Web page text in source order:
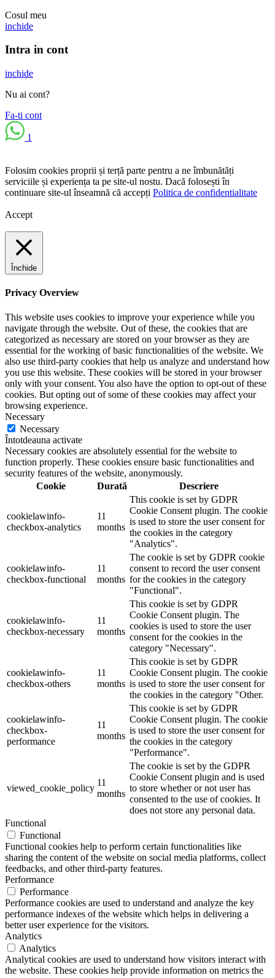
Cosul meu
inchide
Intra in cont
inchide
Nu ai cont?
Fa-ti cont
1
Folosim cookies proprii și terță parte pentru a ne îmbunătăți
serviciile și experiența ta pe site-ul nostu. Dacă folosești în
continuare site-ul înseamnă că accepți Politica de confidentialitate
Accept
Închide
Privacy Overview
This website uses cookies to improve your experience while you
navigate through the website. Out of these, the cookies that are
categorized as necessary are stored on your browser as they are
essential for the working of basic functionalities of the website. We
also use third-party cookies that help us analyze and understand how
you use this website. These cookies will be stored in your browser
only with your consent. You also have the option to opt-out of these
cookies. But opting out of some of these cookies may affect your
browsing experience.
Necessary
Necessary
Întotdeauna activate
Necessary cookies are absolutely essential for the website to
function properly. These cookies ensure basic functionalities and
security features of the website, anonymously.
Cookie
Durată Descriere
cookielawinfo-
checkbox-analytics
11
months
This cookie is set by GDPR
Cookie Consent plugin. The cookie
is used to store the user consent for
the cookies in the category
"Analytics".
cookielawinfo-
checkbox-functional
11
months
The cookie is set by GDPR cookie
consent to record the user consent
for the cookies in the category
"Functional".
cookielawinfo-
checkbox-necessary
11
months
This cookie is set by GDPR
Cookie Consent plugin. The
cookies is used to store the user
consent for the cookies in the
category "Necessary".
cookielawinfo-
checkbox-others
11
months
This cookie is set by GDPR
Cookie Consent plugin. The cookie
is used to store the user consent for
the cookies in the category "Other.
cookielawinfo-
checkbox-
performance
11
months
This cookie is set by GDPR
Cookie Consent plugin. The cookie
is used to store the user consent for
the cookies in the category
"Performance".
viewed_cookie_policy
11
months
The cookie is set by the GDPR
Cookie Consent plugin and is used
to store whether or not user has
consented to the use of cookies. It
does not store any personal data.
Functional
Functional
Functional cookies help to perform certain functionalities like
sharing the content of the website on social media platforms, collect
feedbacks, and other third-party features.
Performance
Performance
Performance cookies are used to understand and analyze the key
performance indexes of the website which helps in delivering a
better user experience for the visitors.
Analytics
Analytics
Analytical cookies are used to understand how visitors interact with
the website. These cookies help provide information on metrics the